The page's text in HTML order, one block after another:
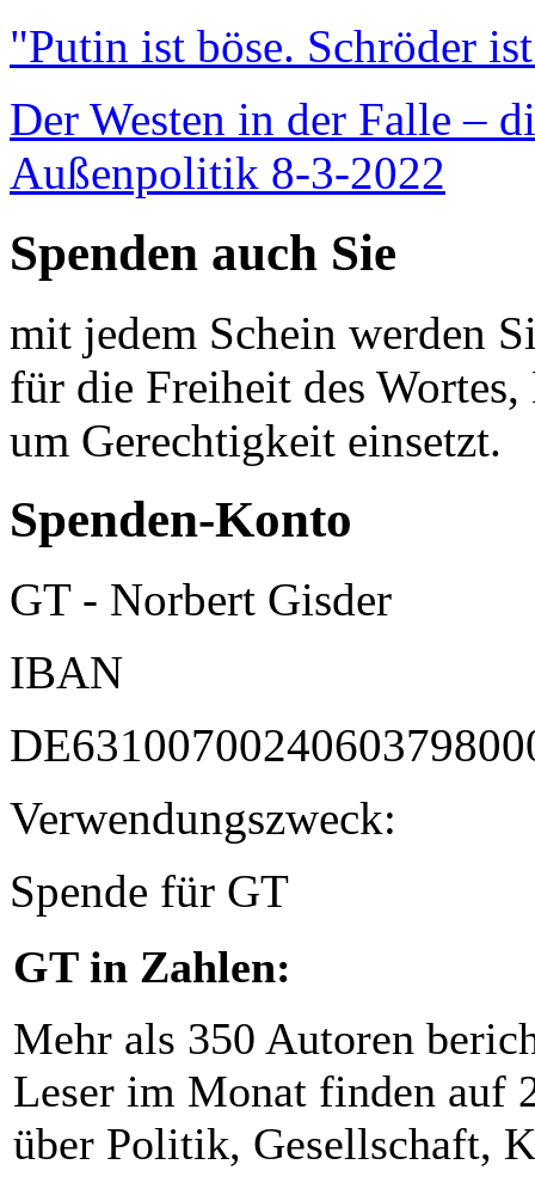
"Putin ist böse. Schröder
Der Westen in der Falle –
Außenpolitik 8-3-2022
Spenden auch Sie
mit jedem Schein werden
für die Freiheit des
um Gerechtigkeit einsetzt.
Spenden-Konto
GT - Norbert Gisder
IBAN
Verwendungszweck:
Spende für GT
GT in Zahlen:
Mehr als 350 Autoren
Leser im Monat finden auf
über Politik, Gesellschaft,